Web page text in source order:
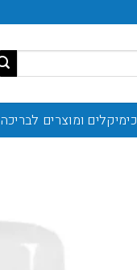
כימיקלים ומוצרים לבריכה